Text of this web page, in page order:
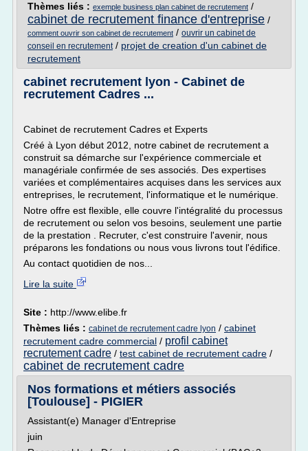
Thèmes liés : exemple business plan cabinet de recrutement /
cabinet de recrutement finance d'entreprise /
comment ouvrir son cabinet de recrutement / ouvrir un cabinet de
conseil en recrutement/ projet de creation d'un cabinet de
recrutement
cabinet recrutement lyon - Cabinet de
recrutement Cadres ...
Cabinet de recrutement Cadres et Experts
Créé à Lyon début 2012, notre cabinet de recrutement a
construit sa démarche sur l'expérience commerciale et
managériale confirmée de ses associés. Des expertises
variées et complémentaires acquises dans les services aux
entreprises, le recrutement, l'informatique et le numérique.
Notre offre est flexible, elle couvre l'intégralité du processus
de recrutement ou selon vos besoins, seulement une partie
de la prestation . Recruter, c'est construire l'avenir, nous
préparons les fondations ou nous vous livrons tout l'édifice.
Au contact quotidien de nos...
Lire la suite
Site : http://www.elibe.fr
Thèmes liés : cabinet de recrutement cadre lyon / cabinet
recrutement cadre commercial / profil cabinet
recrutement cadre / test cabinet de recrutement cadre /
cabinet de recrutement cadre
Nos formations et métiers associés
[Toulouse] - PIGIER
Assistant(e) Manager d'Entreprise
juin